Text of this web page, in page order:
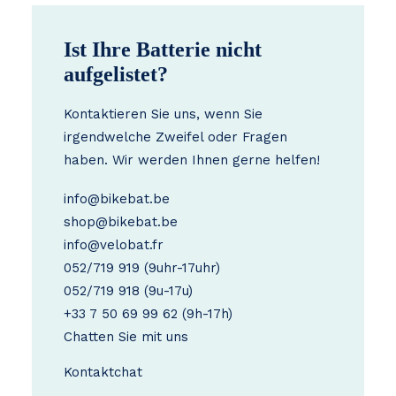
Ist Ihre Batterie nicht
aufgelistet?
Kontaktieren Sie uns, wenn Sie
irgendwelche Zweifel oder Fragen
haben. Wir werden Ihnen gerne helfen!
info@bikebat.be
shop@bikebat.be
info@velobat.fr
052/719 919 (9uhr-17uhr)
052/719 918 (9u-17u)
+33 7 50 69 99 62 (9h-17h)
Chatten Sie mit uns
Kontaktchat